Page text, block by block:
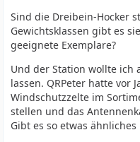
Sind die Dreibein-Hocker
Gewichtsklassen gibt es
geeignete Exemplare?
Und der Station wollte ich
lassen. QRPeter hatte vor
Windschutzzelte im
stellen und das
Gibt es so etwas ähnliches